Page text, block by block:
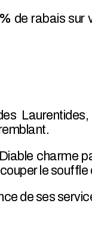
de rabais sur
charme
le
de ses